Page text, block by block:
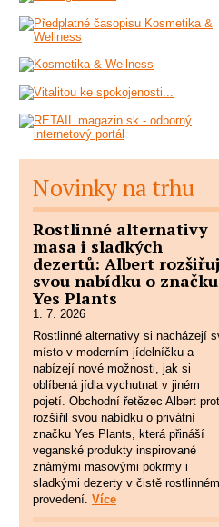
Novinky na trhu
Rostlinné alternativy
masa i sladkých
dezertů: Albert
svou nabídku o značku
Yes Plants
1. 7. 2026
Rostlinné alternativy si nacházejí
místo v moderním jídelníčku a
nabízejí nové možnosti, jak si
oblíbená jídla vychutnat v jiném
pojetí. Obchodní řetězec Albert
rozšířil svou nabídku o privátní
značku Yes Plants, která přináší
veganské produkty inspirované
známými masovými pokrmy i
sladkými dezerty v čistě rostlinném
provedení. Více